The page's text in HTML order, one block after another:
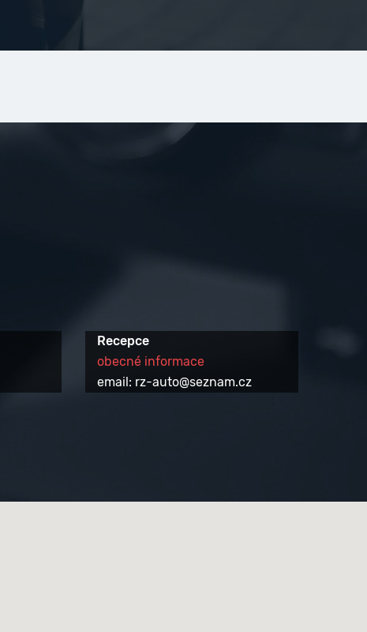
Recepce
obecné informace
email: rz-auto@seznam.cz